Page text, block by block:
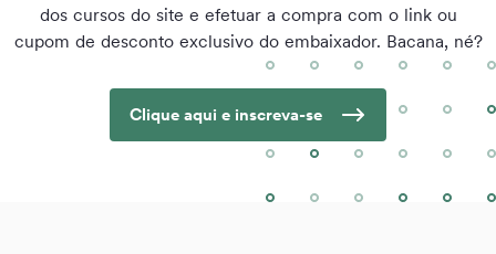
dos cursos do site e efetuar a compra com o link ou
cupom de desconto exclusivo do embaixador. Bacana, né?
Clique aqui e inscreva-se